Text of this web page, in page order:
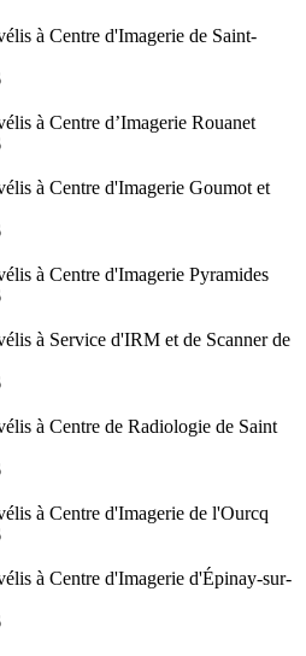
à Centre d'Imagerie de Saint-
à Centre d’Imagerie Rouanet
à Centre d'Imagerie Goumot et
à Centre d'Imagerie Pyramides
à Service d'IRM et de Scanner de
à Centre de Radiologie de Saint
à Centre d'Imagerie de l'Ourcq
à Centre d'Imagerie d'Épinay-sur-